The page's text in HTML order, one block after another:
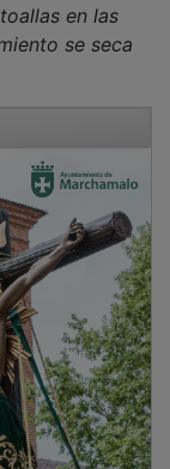
buen
la última
semana de
de ganar al
querido jugar
para que los
tendremos
durante la
de celebración".